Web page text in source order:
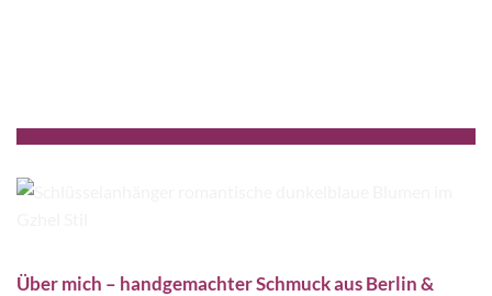
Über mich – handgemachter Schmuck aus Berlin &